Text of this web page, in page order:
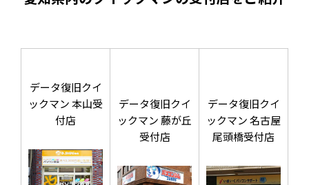
データ復旧クイ
ックマン 本山受
付店
データ復旧クイ
ックマン 藤が丘
受付店
データ復旧クイ
ックマン 名古屋
尾頭橋受付店